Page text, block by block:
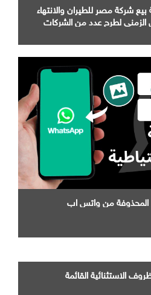
بيع شركة مصر للطيران والانتهاء
الزمني لطرح عدد من الشركات
المحذوفة من واتس اب
الاستثنائية القائمة